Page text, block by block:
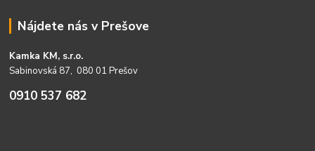
Nájdete nás v Prešove
Kamka KM, s.r.o.
Sabinovská 87, 080 01 Prešov
0910 537 682